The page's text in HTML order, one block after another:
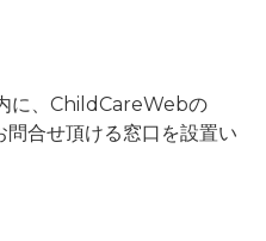
に、ChildCareWebの
合せ頂ける窓口を設置い